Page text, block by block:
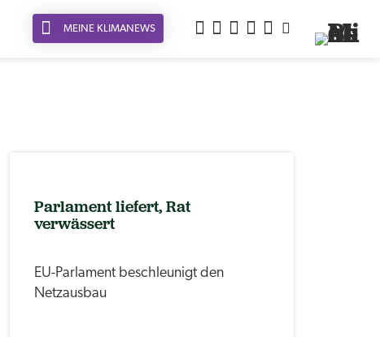
MEINE KLIMANEWS
Parlament liefert, Rat
verwässert
EU-Parlament beschleunigt den
Netzausbau